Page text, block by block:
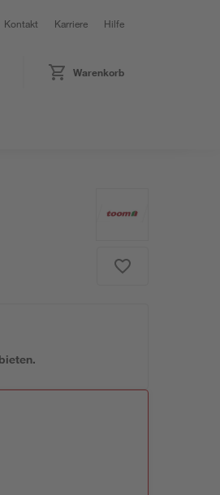
Kontakt Karriere Hilfe
Warenkorb